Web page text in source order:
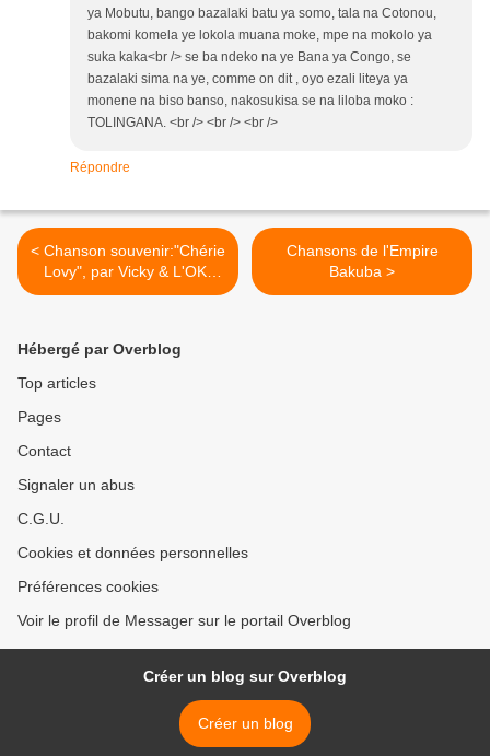
ya Mobutu, bango bazalaki batu ya somo, tala na Cotonou,
bakomi komela ye lokola muana moke, mpe na mokolo ya
suka kaka<br /> se ba ndeko na ye Bana ya Congo, se
bazalaki sima na ye, comme on dit , oyo ezali liteya ya
monene na biso banso, nakosukisa se na liloba moko :
TOLINGANA. <br /> <br /> <br />
Répondre
< Chanson souvenir:"Chérie
Lovy", par Vicky & L'OK-
Jazz
Chansons de l'Empire
Bakuba >
Hébergé par Overblog
Top articles
Pages
Contact
Signaler un abus
C.G.U.
Cookies et données personnelles
Préférences cookies
Voir le profil de Messager sur le portail Overblog
Créer un blog sur Overblog
Créer un blog